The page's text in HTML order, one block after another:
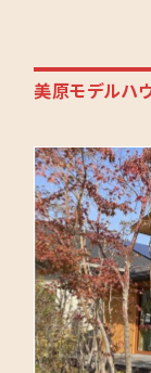
美原モデルハ